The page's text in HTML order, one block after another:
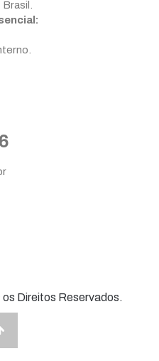
Direitos Reservados.